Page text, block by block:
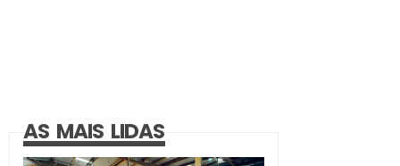
AS MAIS LIDAS